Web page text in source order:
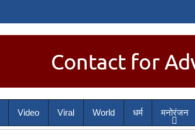
Video Viral World धर्म मनोरंजन